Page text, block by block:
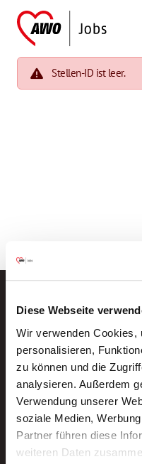
Diese Webseite
Wir verwenden Cookies,
personalisieren,
zu können und die
analysieren. Außerdem
Verwendung unserer
soziale Medien,
Partner führen diese
weiteren Daten
Stellen-ID ist leer.
Neue
Ein
E-Mail-